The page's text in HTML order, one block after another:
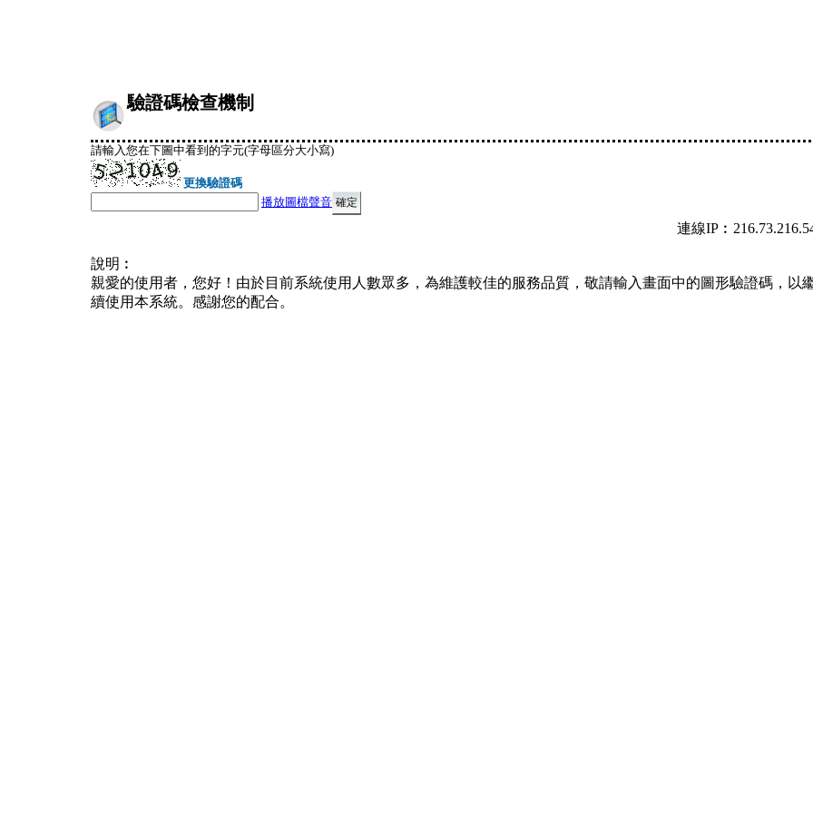
驗證碼檢查機制
請輸入您在下圖中看到的字元(字母區分大小寫)
更換驗證碼
播放圖檔聲音
連線
說明︰
親愛的使用者，您好！由於目前系統使用人數眾多，為維護較佳的服務品質，敬請輸入畫面中的圖形驗證碼，以
續使用本系統。感謝您的配合。